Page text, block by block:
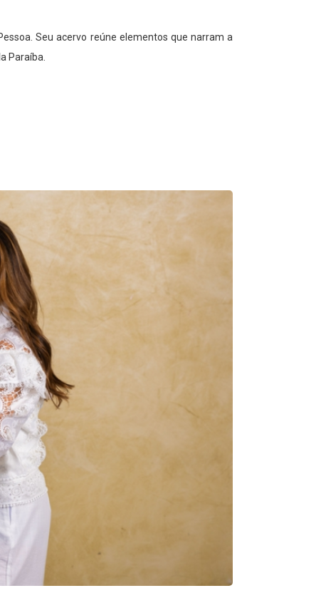
Seu acervo reúne elementos que narram a
Paraíba.